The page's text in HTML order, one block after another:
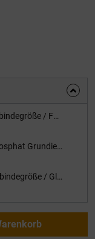
2K BS 285 Nato Green Gebindegröße / Farbton: 1kg / Variante Braun, stumpfmatt, inkl. Härter
2K Spray PUR 200 Zinkphosphat Grundierung Gebindegröße / Glanzgrad: 480ml / RAL 1011 Braunbeige
2K Spray PUR Klarlack Gebindegröße / Glanzgrad: 400ml / stumpfmatt